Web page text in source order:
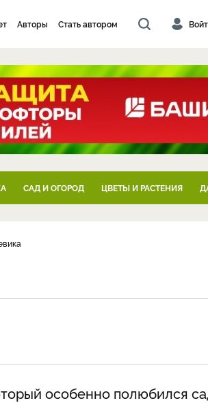
Авторы Стать автором
САД И ОГОРОД ЦВЕТЫ И РАСТЕНИЯ
особенно полюбился